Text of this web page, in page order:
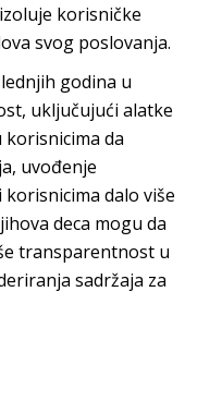
korisničke
svog poslovanja.
godina u
uključujući alatke
da
uvođenje
dalo više
deca mogu da
transparentnost u
sadržaja za